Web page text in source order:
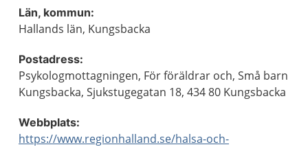
Län, kommun:
Hallands län, Kungsbacka
Postadress:
Psykologmottagningen, För föräldrar och, Små barn
Kungsbacka, Sjukstugegatan 18, 434 80 Kungsbacka
Webbplats:
https://www.regionhalland.se/halsa-och-